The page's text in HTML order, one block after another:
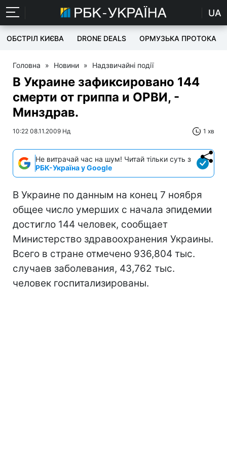
UA
ОБСТРІЛ КИЄВА DRONE DEALS ОРМУЗЬКА ПРОТОКА
Головна » Новини » Надзвичайні події
В Украине зафиксировано 144
смерти от гриппа и ОРВИ, -
Минздрав.
10:22 08.11.2009 Нд 1 хв
Не витрачай час на шум! Читай тільки суть з
РБК-Україна у Google
В Украине по данным на конец 7 ноября
общее число умерших с начала эпидемии
достигло 144 человек, сообщает
Министерство здравоохранения Украины.
Всего в стране отмечено 936,804 тыс.
случаев заболевания, 43,762 тыс.
человек госпитализированы.